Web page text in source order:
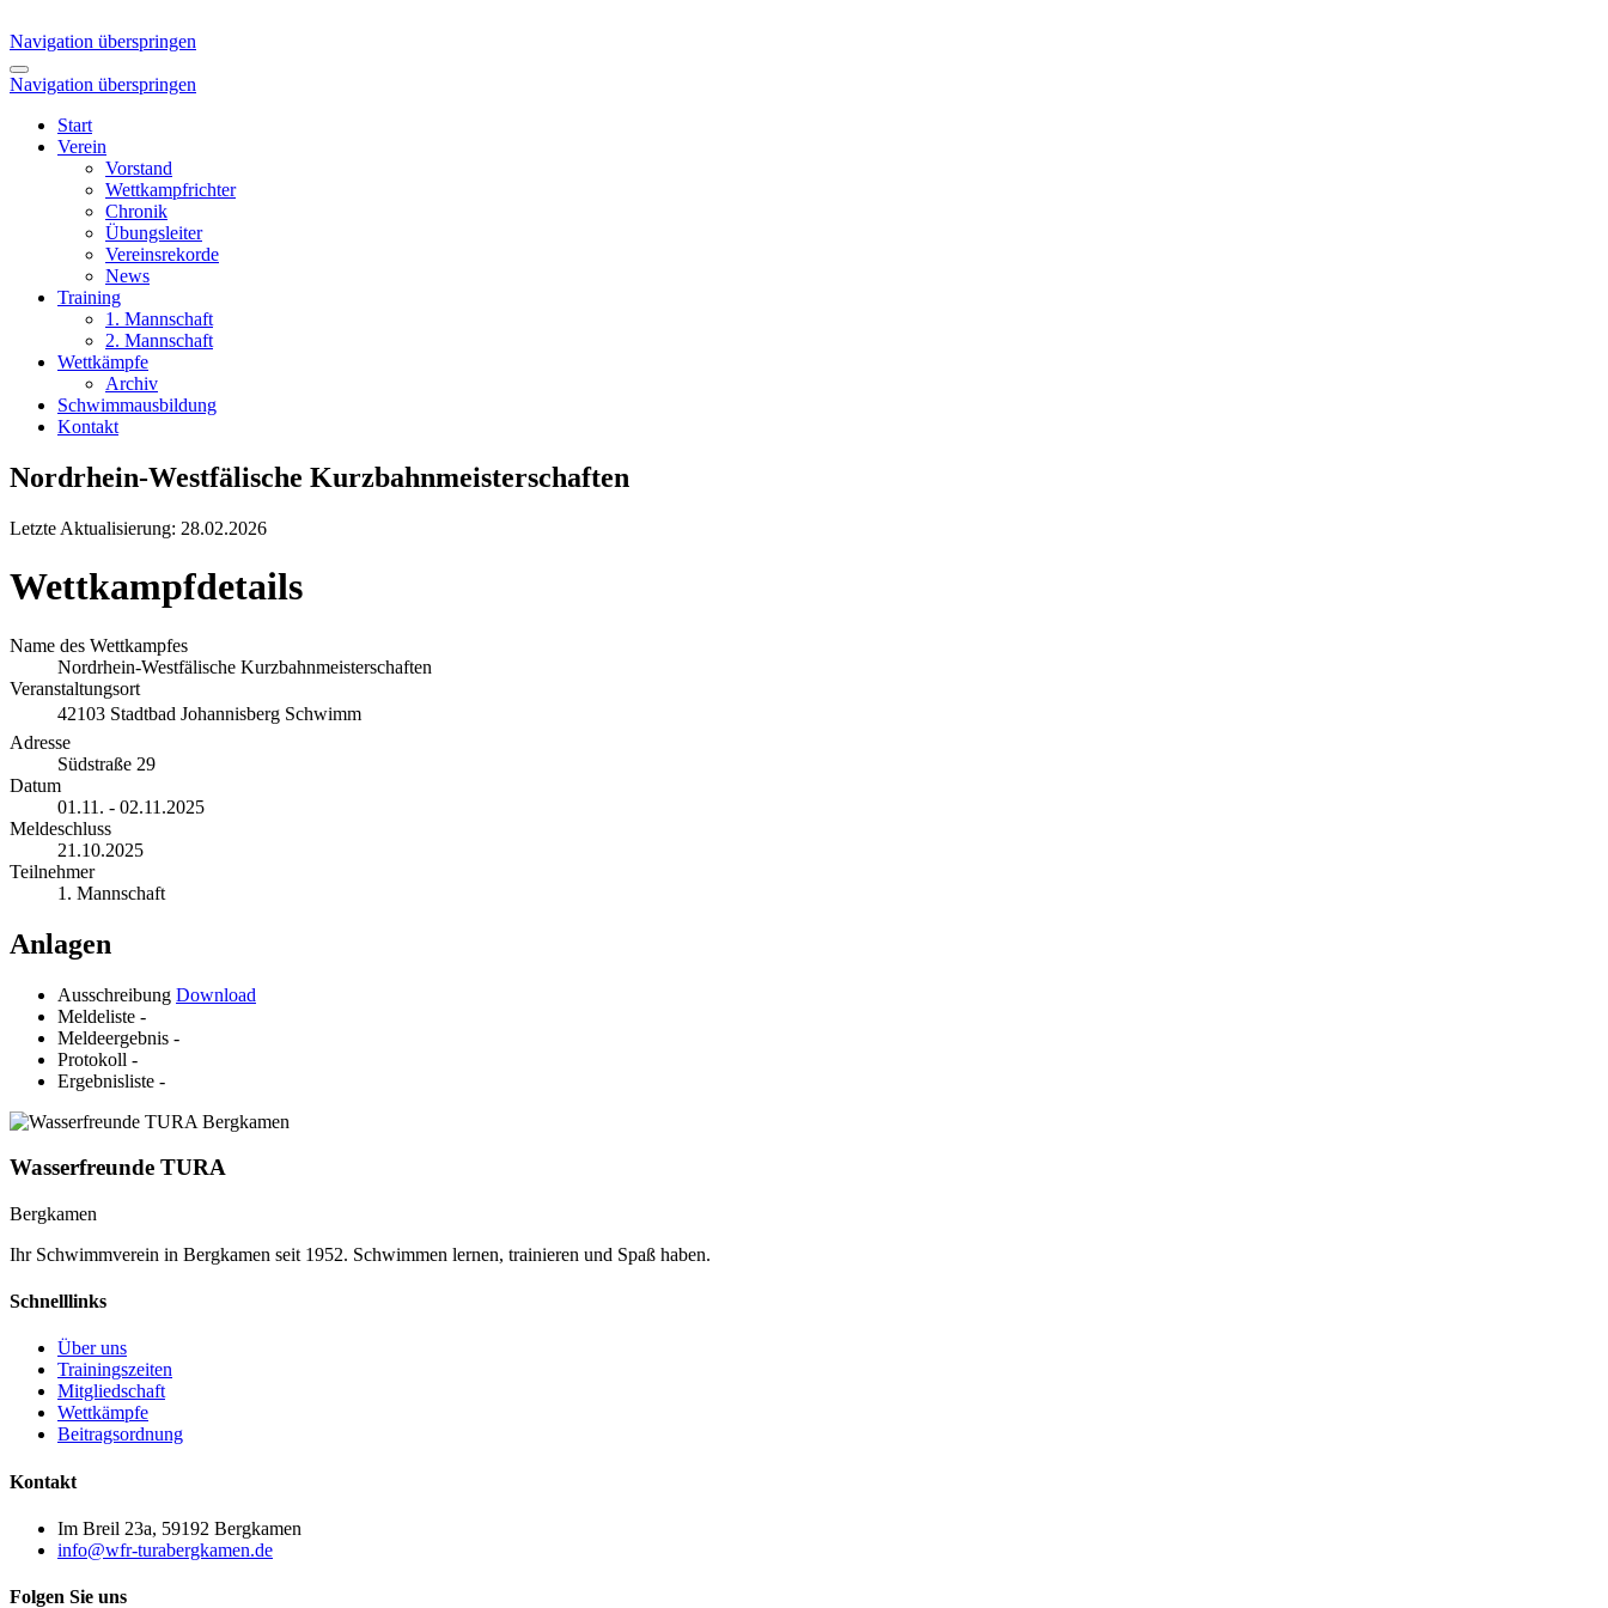
Navigation überspringen
Navigation überspringen
Start
Verein
Vorstand
Wettkampfrichter
Chronik
Übungsleiter
Vereinsrekorde
News
Training
1. Mannschaft
2. Mannschaft
Wettkämpfe
Archiv
Schwimmausbildung
Kontakt
Nordrhein-Westfälische Kurzbahnmeisterschaften
Letzte Aktualisierung: 28.02.2026
Wettkampfdetails
Name des Wettkampfes
Nordrhein-Westfälische Kurzbahnmeisterschaften
Veranstaltungsort
42103 Stadtbad Johannisberg Schwimm
Adresse
Südstraße 29
Datum
01.11. - 02.11.2025
Meldeschluss
21.10.2025
Teilnehmer
1. Mannschaft
Anlagen
Ausschreibung Download
Meldeliste -
Meldeergebnis -
Protokoll -
Ergebnisliste -
Wasserfreunde TURA
Bergkamen
Ihr Schwimmverein in Bergkamen seit 1952. Schwimmen lernen, trainieren und Spaß haben.
Schnelllinks
Über uns
Trainingszeiten
Mitgliedschaft
Wettkämpfe
Beitragsordnung
Kontakt
Im Breil 23a, 59192 Bergkamen
info@wfr-turabergkamen.de
Folgen Sie uns